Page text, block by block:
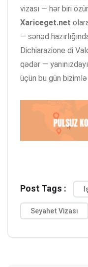
vizası — hər biri
Xariceget.net
— sənəd
Dichiarazione di
qədər —
üçün bu gün bizimlə
Post Tags :
Seyahet Vizası